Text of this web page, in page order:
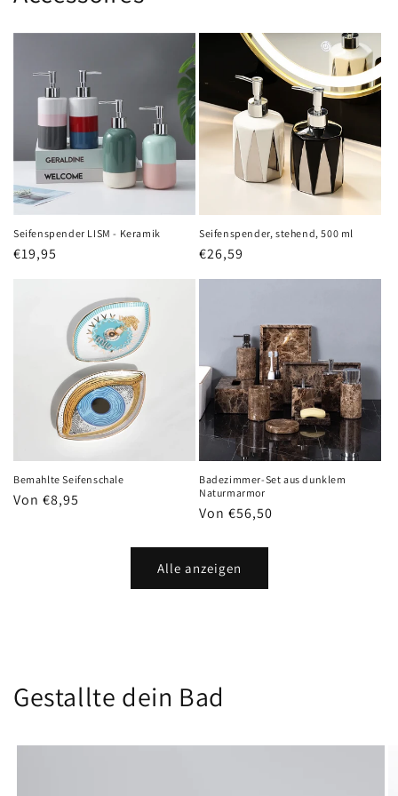
Seifenspender LISM - Keramik
Normaler
€19,95
Seifenspender, stehend, 500 ml
Normaler
€26,59
Bemahlte Seifenschale
Normaler
Von €8,95
Badezimmer-Set aus dunklem
Naturmarmor
Normaler
Von €56,50
Alle anzeigen
Gestallte dein Bad